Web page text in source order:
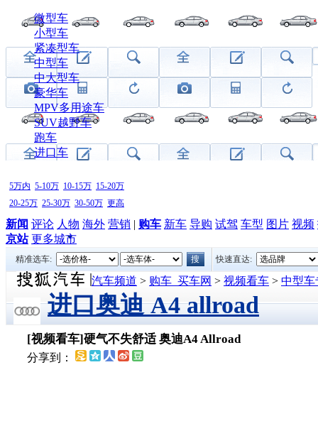
微型车
小型车
紧凑型车
中型车
中大型车
豪华车
MPV多用途车
SUV越野车
跑车
进口车
5万内 5-10万 10-15万 15-20万
20-25万 25-30万 30-50万 更高
新闻 评论 人物 海外 营销 | 购车 新车 导购 试驾 车型 图片 视频
京站 更多城市
精准选车: 快速直达:
汽车频道 > 购车_买车网 > 视频看车 > 中型车
进口奥迪 A4 allroad
[视频看车]硬气不失舒适 奥迪A4 Allroad
分享到：